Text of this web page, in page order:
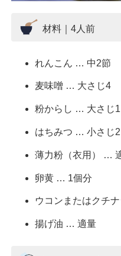
材料｜4人前
れんこん … 中2節
麦味噌 … 大さじ4
粉からし … 大さじ1
はちみつ … 小さじ2
薄力粉（衣用） …
卵黄 … 1個分
ウコンまたはクチ
揚げ油 … 適量